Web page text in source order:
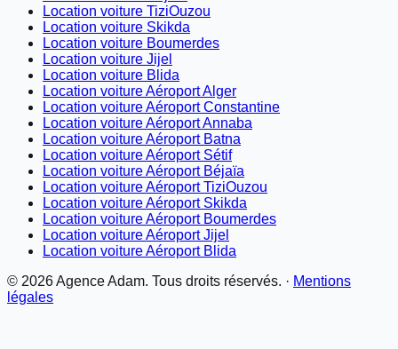
Location voiture TiziOuzou
Location voiture Skikda
Location voiture Boumerdes
Location voiture Jijel
Location voiture Blida
Location voiture Aéroport Alger
Location voiture Aéroport Constantine
Location voiture Aéroport Annaba
Location voiture Aéroport Batna
Location voiture Aéroport Sétif
Location voiture Aéroport Béjaïa
Location voiture Aéroport TiziOuzou
Location voiture Aéroport Skikda
Location voiture Aéroport Boumerdes
Location voiture Aéroport Jijel
Location voiture Aéroport Blida
© 2026Agence Adam. Tous droits réservés. · Mentions
légales